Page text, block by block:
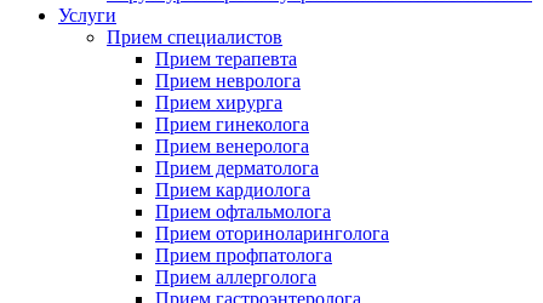
Услуги
Прием специалистов
Прием терапевта
Прием невролога
Прием хирурга
Прием гинеколога
Прием венеролога
Прием дерматолога
Прием кардиолога
Прием офтальмолога
Прием оториноларинголога
Прием профпатолога
Прием аллерголога